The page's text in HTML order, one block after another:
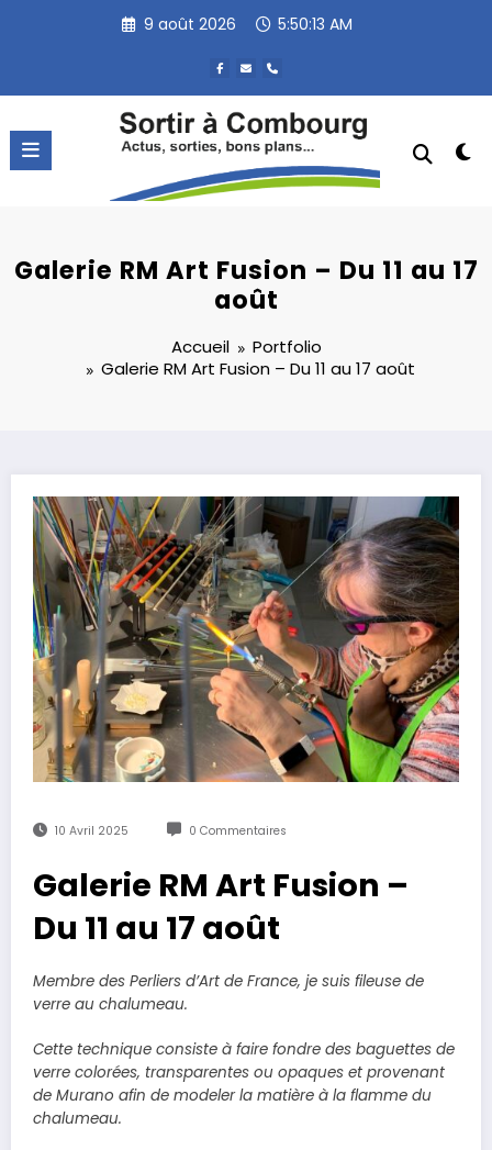
9 août 2026 5:50:14 AM
Galerie RM Art Fusion – Du 11 au 17
août
Accueil
Portfolio
Galerie RM Art Fusion – Du 11 au 17 août
10 Avril 2025 0 Commentaires
Galerie RM Art Fusion –
Du 11 au 17 août
Membre des Perliers d’Art de France, je suis fileuse de
verre au chalumeau.
Cette technique consiste à faire fondre des baguettes de
verre colorées, transparentes ou opaques et provenant
de Murano afin de modeler la matière à la flamme du
chalumeau.